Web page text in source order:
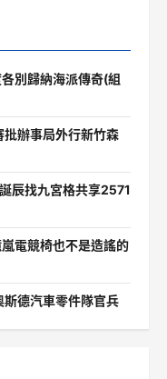
別歸納海派傳奇(組
批辦事局外行新竹森
辰找九宮格共享2571
電競椅也不是造謠的
斯德汽車零件隊官兵